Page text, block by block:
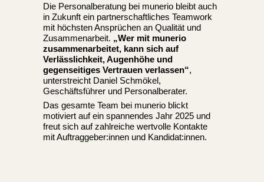
Die Personalberatung bei munerio bleibt auch
in Zukunft ein partnerschaftliches Teamwork
mit höchsten Ansprüchen an Qualität und
Zusammenarbeit. „Wer mit munerio
zusammenarbeitet, kann sich auf
Verlässlichkeit, Augenhöhe und
gegenseitiges Vertrauen verlassen“,
unterstreicht Daniel Schmökel,
Geschäftsführer und Personalberater.
Das gesamte Team bei munerio blickt
motiviert auf ein spannendes Jahr 2025 und
freut sich auf zahlreiche wertvolle Kontakte
mit Auftraggeber:innen und Kandidat:innen.